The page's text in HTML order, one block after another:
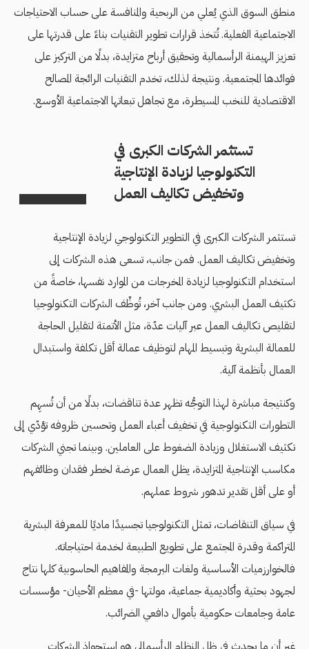
منطق السوق الذي يُعلي من الربحية والمنافسة على حساب الاحتياجات
الاجتماعية الفعلية. تُتخذ قرارات تطوير التقنيات بناءً على قدرتها على
تعزيز الهيمنة الرأسمالية وتحقيق أرباح متزايدة، بدلًا من التركيز على
فوائدها المجتمعية. ونتيجة لذلك، تخدم التقنيات الرائجة المصالح
الاقتصادية للنخب المسيطرة، مع تجاهل تبعاتها الاجتماعية الأوسع.
تستثمر الشركات الكبرى في
التكنولوجيا لزيادة الإنتاجية
وتخفيض تكاليف العمل
تستثمر الشركات الكبرى في التطوير التكنولوجي لزيادة الإنتاجية
وتخفيض تكاليف العمل. فمن جانب، تسعى هذه الشركات إلى
استخدام التكنولوجيا لزيادة المخرجات من الموارد نفسها، خاصةً من
تكثيف العمل البشري. ومن جانب آخر، تُوظِّف الشركات التكنولوجيا
لتقليص تكاليف العمل عبر آليات عدّة، مثل الأتمتة لتقليل الحاجة
للعمالة البشرية وتبسيط المهام لتوظيف عمالة أقل تكلفة واستبدال
العمال بأنظمة آلية.
وكنتيجة مباشرة لهذا التوجُّه تظهر عدة تناقضات، بدلًا من أن تُسهِم
التطورات التكنولوجية في تخفيف أعباء العمل وتحسين ظروفه تؤدّي إلى
تكثيف الاستغلال وزيادة الضغوط على العاملين. وبينما تجني الشركات
مكاسب الإنتاجية المتزايدة، يظل العمال عرضة لخطر فقدان وظائفهم
أو على أقل تقدير تدهور شروط عملهم.
في سياق التنقاضات، تمثل التكنولوجيا تجسيدًا ماديًا للمعرفة البشرية
المتراكمة وقدرة المجتمع على تطويع الطبيعة لخدمة احتياجاته.
فالخوارزميات الأساسية ولغات البرمجة والمفاهيم الحاسوبية كلها نتاج
لجهود بحثية وأكاديمية جماعية، مولتها -في معظم الأحيان- مؤسسات
عامة وجامعات حكومية بأموال دافعي الضرائب.